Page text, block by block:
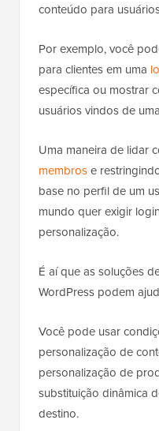
conteúdo para
Por exemplo, você
para clientes em uma
específica ou mostrar
usuários vindos de
Uma maneira de lidar
membrose
base no perfil de um
mundo quer exigir
personalização.
É aí que as soluções
WordPress podem
Você pode usar
personalização de
personalização de
substituição dinâmica
destino.